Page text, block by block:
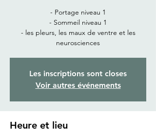
- Portage niveau 1
- Sommeil niveau 1
- les pleurs, les maux de ventre et les
neurosciences
Les inscriptions sont closes
Voir autres événements
Heure et lieu